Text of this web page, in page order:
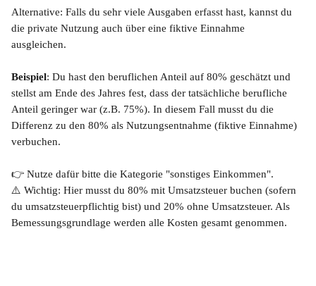
Alternative: Falls du sehr viele Ausgaben erfasst hast, kannst du
die private Nutzung auch über eine fiktive Einnahme
ausgleichen.
Beispiel: Du hast den beruflichen Anteil auf 80% geschätzt und
stellst am Ende des Jahres fest, dass der tatsächliche berufliche
Anteil geringer war (z.B. 75%). In diesem Fall musst du die
Differenz zu den 80% als Nutzungsentnahme (fiktive Einnahme)
verbuchen.
👉 Nutze dafür bitte die Kategorie "sonstiges Einkommen".
⚠️ Wichtig: Hier musst du 80% mit Umsatzsteuer buchen (sofern
du umsatzsteuerpflichtig bist) und 20% ohne Umsatzsteuer. Als
Bemessungsgrundlage werden alle Kosten gesamt genommen.